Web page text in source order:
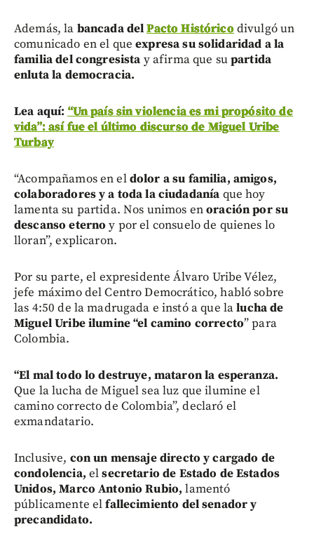
Además, la bancada delPacto Históricodivulgó un
comunicado en el queexpresa su solidaridad a la
familia del congresista y afirma que supartida
enluta la democracia.
Lea aquí: “Un país sin violencia es mi propósito de
vida”: así fue el último discurso de Miguel Uribe
Turbay
“Acompañamos en eldolor a su familia, amigos,
colaboradores y a toda la ciudadanía que hoy
lamenta su partida. Nos unimos enoración por su
descanso eterno y por el consuelo de quienes lo
lloran”, explicaron.
Por su parte, el expresidente Álvaro Uribe Vélez,
jefe máximo del Centro Democrático, habló sobre
las 4:50 de la madrugada e instó a que lalucha de
Miguel Uribe ilumine “el camino correcto” para
Colombia.
“El mal todo lo destruye, mataron la esperanza.
Que la lucha de Miguel sea luz que ilumine el
camino correcto de Colombia”, declaró el
exmandatario.
Inclusive, con un mensaje directo y cargado de
condolencia, elsecretario de Estado de Estados
Unidos, Marco Antonio Rubio, lamentó
públicamente elfallecimiento del senador y
precandidato.